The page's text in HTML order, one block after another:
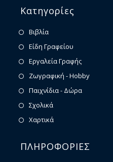
Κατηγορίες
Βιβλία
Είδη Γραφείου
Εργαλεία Γραφής
Ζωγραφική - Hobby
Παιχνίδια - Δώρα
Σχολικά
Χαρτικά
ΠΛΗΡΟΦΟΡΙΕΣ